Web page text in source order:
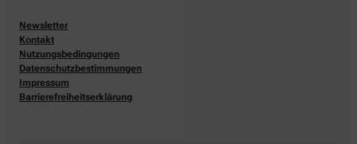
Newsletter
Kontakt
Nutzungsbedingungen
Datenschutzbestimmungen
Impressum
Barrierefreiheitserklärung